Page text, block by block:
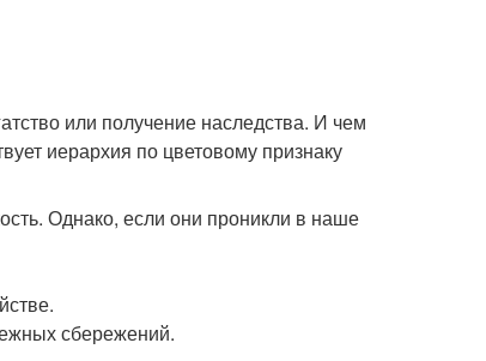
или получение наследства. И чем
иерархия по цветовому признаку
Однако, если они проникли в наше
сбережений.